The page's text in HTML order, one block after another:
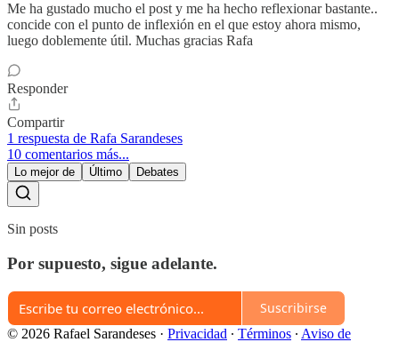
Me ha gustado mucho el post y me ha hecho reflexionar bastante..
concide con el punto de inflexión en el que estoy ahora mismo,
luego doblemente útil. Muchas gracias Rafa
Responder
Compartir
1 respuesta de Rafa Sarandeses
10 comentarios más...
Lo mejor de Último Debates
Sin posts
Por supuesto, sigue adelante.
Suscribirse
© 2026 Rafael Sarandeses · Privacidad ∙ Términos ∙ Aviso de